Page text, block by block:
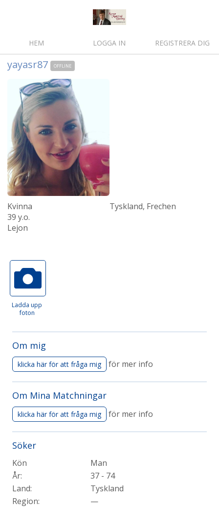
HEM LOGGA IN REGISTRERA DIG
yayasr87 OFFLINE
Kvinna
39 y.o.
Lejon
Tyskland, Frechen
Ladda upp
foton
Om mig
klicka här för att fråga mig för mer info
Om Mina Matchningar
klicka här för att fråga mig för mer info
Söker
Kön
Man
År:
37 - 74
Land:
Tyskland
Region:
—